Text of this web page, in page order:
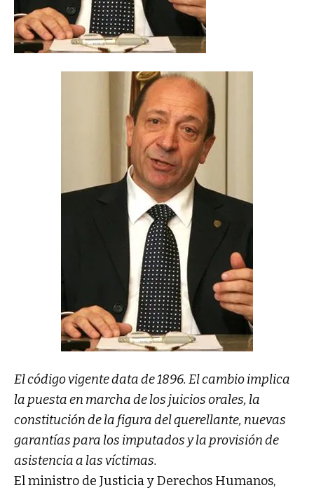
El código vigente data de 1896. El cambio implica
la puesta en marcha de los juicios orales, la
constitución de la figura del querellante, nuevas
garantías para los imputados y la provisión de
asistencia a las víctimas.
El ministro de Justicia y Derechos Humanos,